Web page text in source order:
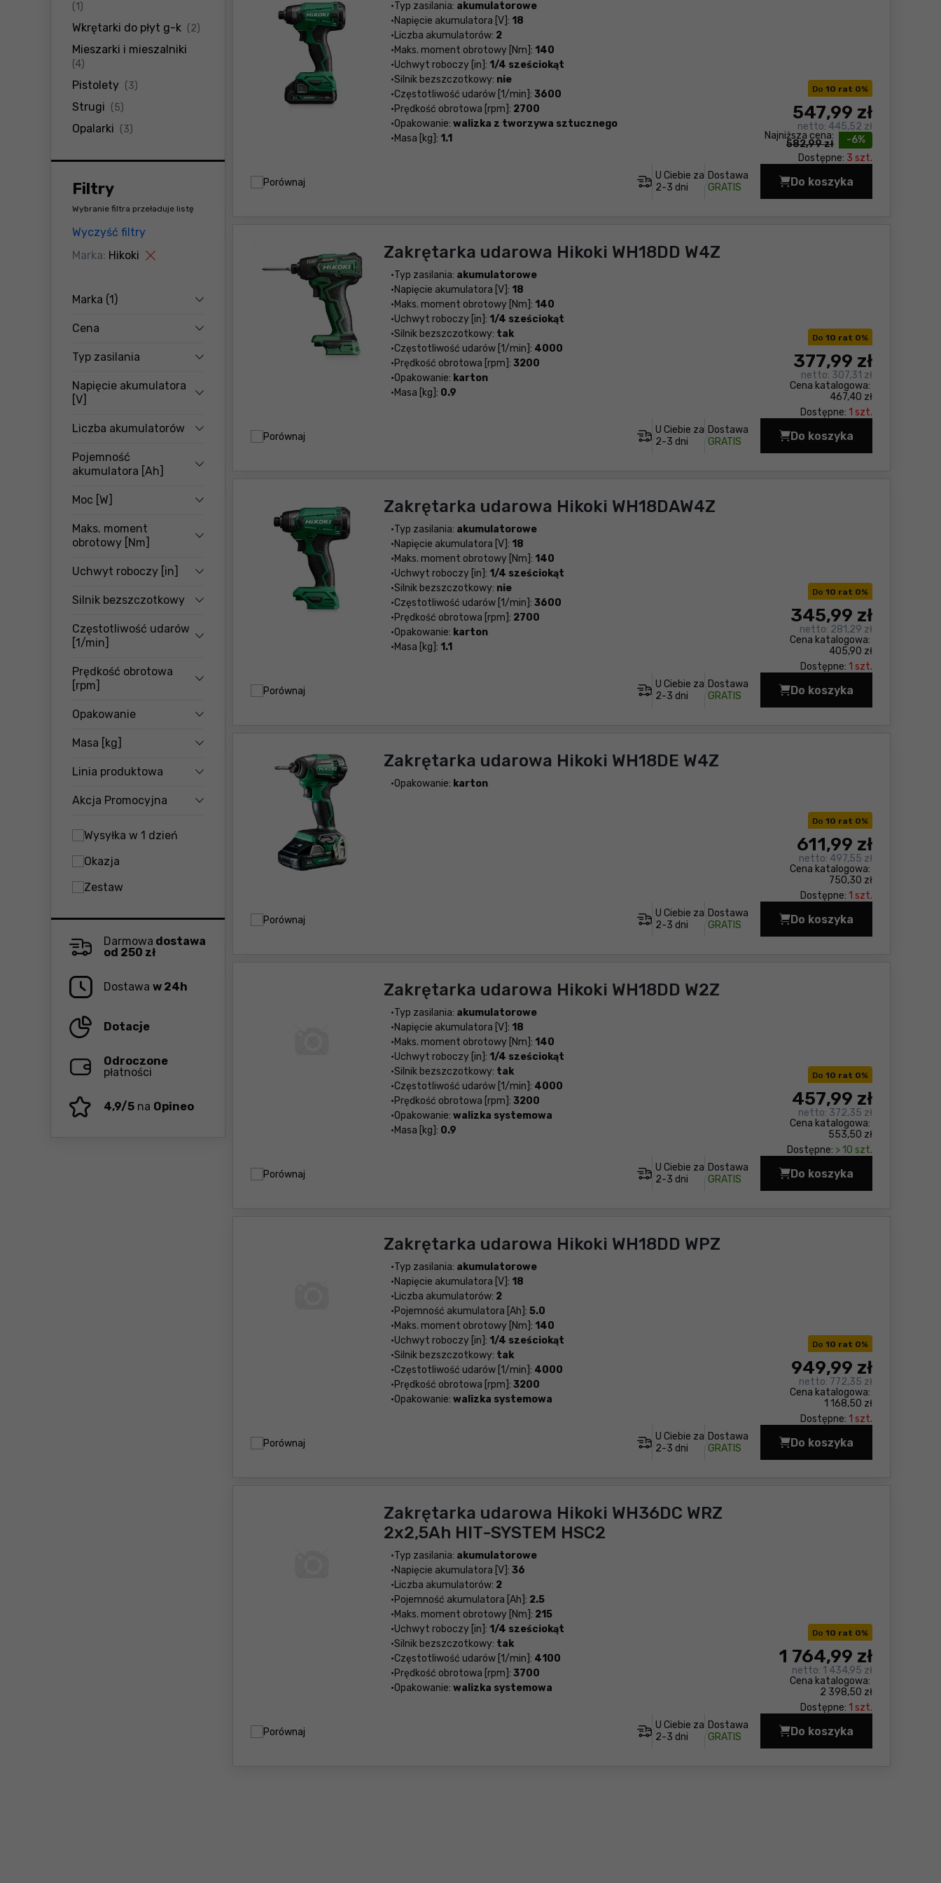
(1)
Wkrętarki do płyt g-k (2)
Mieszarki i mieszalniki
(4)
Pistolety (3)
Strugi (5)
Opalarki (3)
Filtry
Wybranie filtra przeładuje listę
Wyczyść filtry
Marka: Hikoki
Marka (1)
Cena
Typ zasilania
Napięcie akumulatora
[V]
Liczba akumulatorów
Pojemność
akumulatora [Ah]
Moc [W]
Maks. moment
obrotowy [Nm]
Uchwyt roboczy [in]
Silnik bezszczotkowy
Częstotliwość udarów
[1/min]
Prędkość obrotowa
[rpm]
Opakowanie
Masa [kg]
Linia produktowa
Akcja Promocyjna
Wysyłka w 1 dzień
Okazja
Zestaw
Darmowa dostawa
od 250 zł
Dostawa w 24h
Dotacje
Odroczone
płatności
4,9/5 na Opineo
Typ zasilania: akumulatorowe
Napięcie akumulatora [V]: 18
Liczba akumulatorów: 2
Maks. moment obrotowy [Nm]: 140
Uchwyt roboczy [in]: 1/4 sześciokąt
Silnik bezszczotkowy: nie
Częstotliwość udarów [1/min]: 3600
Prędkość obrotowa [rpm]: 2700
Opakowanie: walizka z tworzywa sztucznego
Masa [kg]: 1.1
Do 10 rat 0%
-6%
Najniższa cena:
582,99 zł
547,99 zł
netto: 445,52 zł
Dostępne: 3 szt.
Porównaj
U Ciebie za
2-3 dni
Dostawa
GRATIS
Do koszyka
Zakrętarka udarowa
Zakrętarka udarowa Hikoki WH18DD W4Z
Typ zasilania: akumulatorowe
Napięcie akumulatora [V]: 18
Maks. moment obrotowy [Nm]: 140
Uchwyt roboczy [in]: 1/4 sześciokąt
Silnik bezszczotkowy: tak
Częstotliwość udarów [1/min]: 4000
Prędkość obrotowa [rpm]: 3200
Opakowanie: karton
Masa [kg]: 0.9
Do 10 rat 0%
Cena katalogowa:
467,40 zł
377,99 zł
netto: 307,31 zł
Dostępne: 1 szt.
Porównaj
U Ciebie za
2-3 dni
Dostawa
GRATIS
Do koszyka
Zakrętarka udarowa
Zakrętarka udarowa Hikoki WH18DAW4Z
Typ zasilania: akumulatorowe
Napięcie akumulatora [V]: 18
Maks. moment obrotowy [Nm]: 140
Uchwyt roboczy [in]: 1/4 sześciokąt
Silnik bezszczotkowy: nie
Częstotliwość udarów [1/min]: 3600
Prędkość obrotowa [rpm]: 2700
Opakowanie: karton
Masa [kg]: 1.1
Do 10 rat 0%
Cena katalogowa:
405,90 zł
345,99 zł
netto: 281,29 zł
Dostępne: 1 szt.
Porównaj
U Ciebie za
2-3 dni
Dostawa
GRATIS
Do koszyka
Zakrętarka udarowa
Zakrętarka udarowa Hikoki WH18DE W4Z
Opakowanie: karton
Do 10 rat 0%
Cena katalogowa:
750,30 zł
611,99 zł
netto: 497,55 zł
Dostępne: 1 szt.
Porównaj
U Ciebie za
2-3 dni
Dostawa
GRATIS
Do koszyka
Zakrętarka udarowa
Zakrętarka udarowa Hikoki WH18DD W2Z
Typ zasilania: akumulatorowe
Napięcie akumulatora [V]: 18
Maks. moment obrotowy [Nm]: 140
Uchwyt roboczy [in]: 1/4 sześciokąt
Silnik bezszczotkowy: tak
Częstotliwość udarów [1/min]: 4000
Prędkość obrotowa [rpm]: 3200
Opakowanie: walizka systemowa
Masa [kg]: 0.9
Do 10 rat 0%
Cena katalogowa:
553,50 zł
457,99 zł
netto: 372,35 zł
Dostępne: > 10 szt.
Porównaj
U Ciebie za
2-3 dni
Dostawa
GRATIS
Do koszyka
Zakrętarka udarowa
Zakrętarka udarowa Hikoki WH18DD WPZ
Typ zasilania: akumulatorowe
Napięcie akumulatora [V]: 18
Liczba akumulatorów: 2
Pojemność akumulatora [Ah]: 5.0
Maks. moment obrotowy [Nm]: 140
Uchwyt roboczy [in]: 1/4 sześciokąt
Silnik bezszczotkowy: tak
Częstotliwość udarów [1/min]: 4000
Prędkość obrotowa [rpm]: 3200
Opakowanie: walizka systemowa
Do 10 rat 0%
Cena katalogowa:
1 168,50 zł
949,99 zł
netto: 772,35 zł
Dostępne: 1 szt.
Porównaj
U Ciebie za
2-3 dni
Dostawa
GRATIS
Do koszyka
Zakrętarka udarowa
Zakrętarka udarowa Hikoki WH36DC WRZ
2x2,5Ah HIT-SYSTEM HSC2
Typ zasilania: akumulatorowe
Napięcie akumulatora [V]: 36
Liczba akumulatorów: 2
Pojemność akumulatora [Ah]: 2.5
Maks. moment obrotowy [Nm]: 215
Uchwyt roboczy [in]: 1/4 sześciokąt
Silnik bezszczotkowy: tak
Częstotliwość udarów [1/min]: 4100
Prędkość obrotowa [rpm]: 3700
Opakowanie: walizka systemowa
Do 10 rat 0%
Cena katalogowa:
2 398,50 zł
1 764,99 zł
netto: 1 434,95 zł
Dostępne: 1 szt.
Porównaj
U Ciebie za
2-3 dni
Dostawa
GRATIS
Do koszyka
Zakrętarka udarowa